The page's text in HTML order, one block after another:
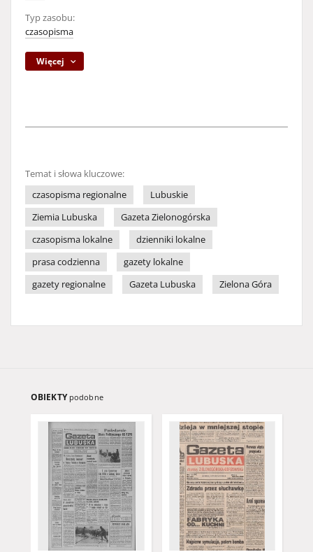
Typ zasobu:
czasopisma
Więcej
Temat i słowa kluczowe:
czasopisma regionalne
Lubuskie
Ziemia Lubuska
Gazeta Zielonogórska
czasopisma lokalne
dzienniki lokalne
prasa codzienna
gazety lokalne
gazety regionalne
Gazeta Lubuska Zielona Góra
OBIEKTY podobne